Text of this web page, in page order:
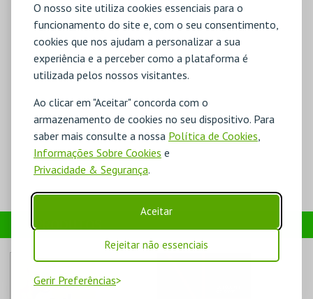
O nosso site utiliza cookies essenciais para o
funcionamento do site e, com o seu consentimento,
cookies que nos ajudam a personalizar a sua
experiência e a perceber como a plataforma é
utilizada pelos nossos visitantes.
Ao clicar em "Aceitar" concorda com o
armazenamento de cookies no seu dispositivo. Para
saber mais consulte a nossa Política de Cookies,
Informações Sobre Cookies e
Privacidade & Segurança.
Aceitar
Rejeitar não essenciais
Gerir Preferências
PRODUTOS